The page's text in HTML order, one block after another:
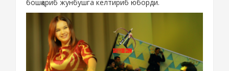
бошқариб жунбушга келтириб юборди.